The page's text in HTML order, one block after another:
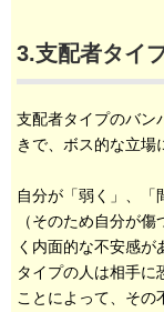
3.支配者タイ
支配者タイプのバン
きで、ボス的な立場
自分が「弱く」、「
（そのため自分が
く内面的な不安感が
タイプの人は相手に
ことによって、その